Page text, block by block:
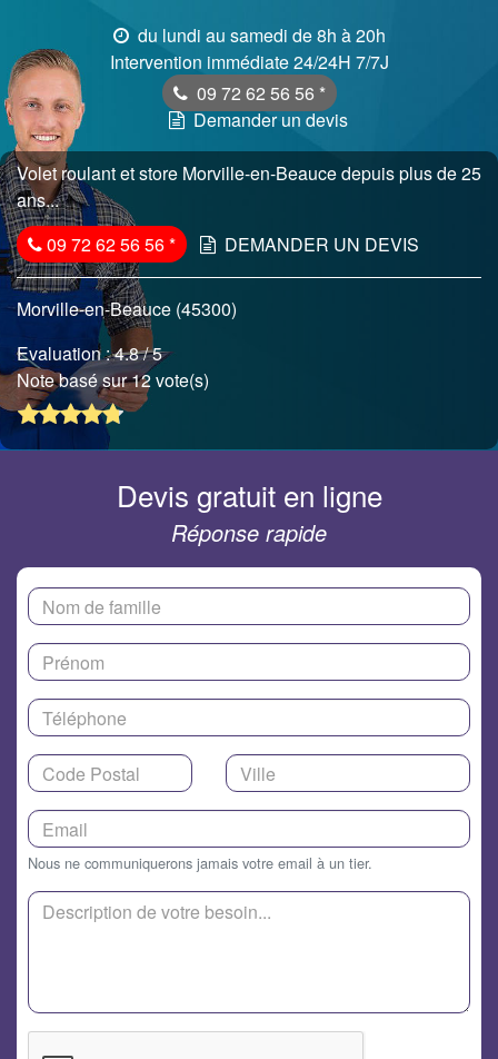
du lundi au samedi de 8h à 20h
Intervention immédiate 24/24H 7/7J
09 72 62 56 56 *
Demander un devis
Volet roulant et store Morville-en-Beauce depuis plus de 25
ans...
09 72 62 56 56* DEMANDER UN DEVIS
Morville-en-Beauce (45300)
Evaluation :4.8/ 5
Note basé sur 12 vote(s)
Devis gratuit en ligne
Réponse rapide
Nous ne communiquerons jamais votre email à un tier.